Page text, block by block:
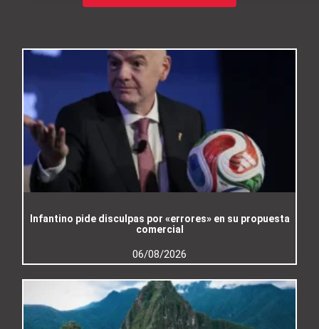
Infantino pide disculpas por «errores» en su propuesta
comercial
06/08/2026